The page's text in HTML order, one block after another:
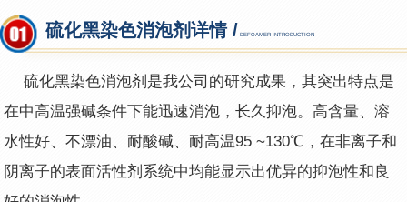
硫化黑染色消泡剂详情 / DEFOAMER INTRODUCTION
硫化黑染色消泡剂 是我公司的研究成果，其突出特点是
在中高温强碱条件下能迅速消泡，长久抑泡。高含量、溶
水性好、不漂油、耐酸碱、耐高温95 ~130℃，在非离子和
阴离子的表面活性剂系统中均能显示出优异的抑泡性和良